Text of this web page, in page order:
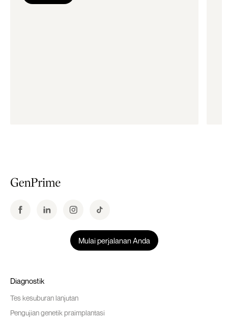
Mulai perjalanan Anda
Diagnostik
Tes kesuburan lanjutan
Pengujian genetik praimplantasi